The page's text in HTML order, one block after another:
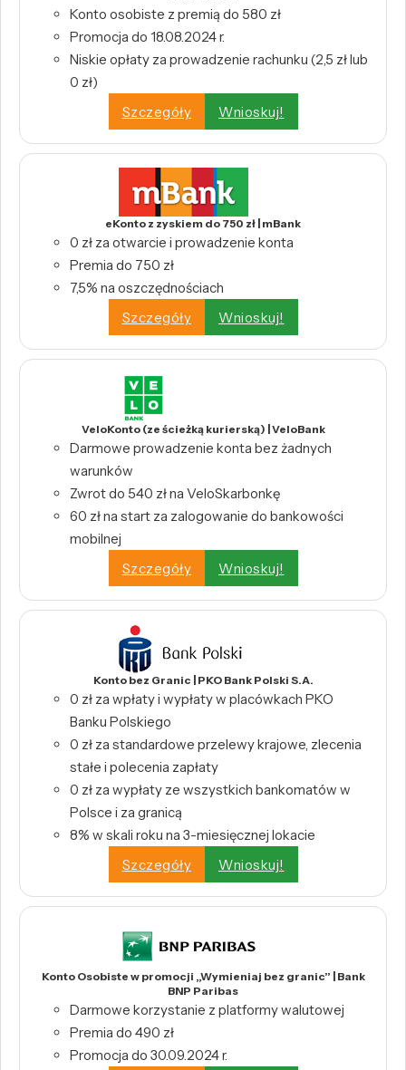
Konto osobiste z premią do 580 zł
Promocja do 18.08.2024 r.
Niskie opłaty za prowadzenie rachunku (2,5 zł lub
0 zł)
Szczegóły
Wnioskuj!
eKonto z zyskiem do 750 zł | mBank
0 zł za otwarcie i prowadzenie konta
Premia do 750 zł
7,5% na oszczędnościach
Szczegóły
Wnioskuj!
VeloKonto (ze ścieżką kurierską) | VeloBank
Darmowe prowadzenie konta bez żadnych
warunków
Zwrot do 540 zł na VeloSkarbonkę
60 zł na start za zalogowanie do bankowości
mobilnej
Szczegóły
Wnioskuj!
Konto bez Granic | PKO Bank Polski S.A.
0 zł za wpłaty i wypłaty w placówkach PKO
Banku Polskiego
0 zł za standardowe przelewy krajowe, zlecenia
stałe i polecenia zapłaty
0 zł za wypłaty ze wszystkich bankomatów w
Polsce i za granicą
8% w skali roku na 3-miesięcznej lokacie
Szczegóły
Wnioskuj!
Konto Osobiste w promocji „Wymieniaj bez granic” | Bank
BNP Paribas
Darmowe korzystanie z platformy walutowej
Premia do 490 zł
Promocja do 30.09.2024 r.